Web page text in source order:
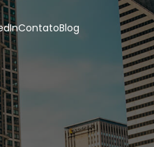
ContatoBlog